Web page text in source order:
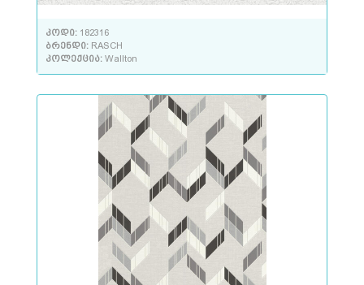
კოდი: 182316
ბრენდი: RASCH
კოლექცია: Wallton